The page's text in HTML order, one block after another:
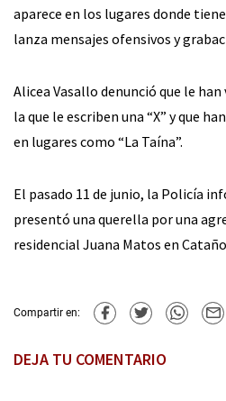
aparece en los lugares donde
lanza mensajes ofensivos y
Alicea Vasallo denunció que le
la que le escriben una “X” y que
en lugares como “La Taína”.
El pasado 11 de junio, la Policía
presentó una querella por una
residencial Juana Matos en
Compartir en:
DEJA TU COMENTARIO